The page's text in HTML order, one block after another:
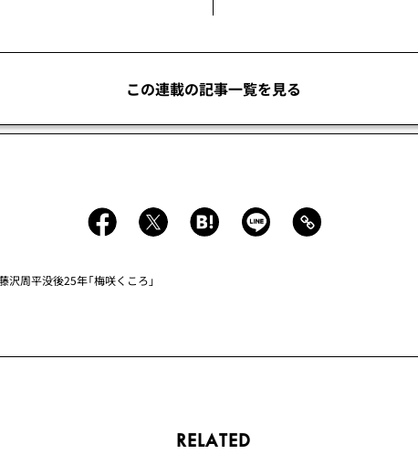
この連載の記事一覧を見る
沢周平没後25年「梅咲くころ」
RELATED